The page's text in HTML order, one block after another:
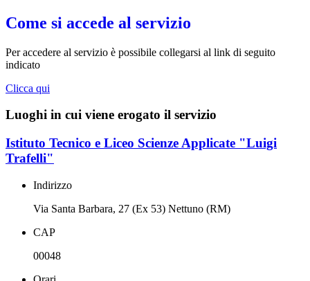
Come si accede al servizio
Per accedere al servizio è possibile collegarsi al link di seguito
indicato
Clicca qui
Luoghi in cui viene erogato il servizio
Istituto Tecnico e Liceo Scienze Applicate "Luigi
Trafelli"
Indirizzo
Via Santa Barbara, 27 (Ex 53) Nettuno (RM)
CAP
00048